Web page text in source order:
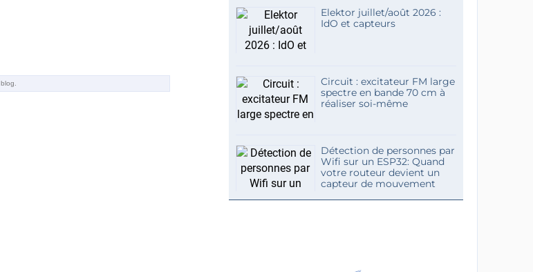
Elektor juillet/août 2026 :
IdO et capteurs
Circuit : excitateur FM large
spectre en bande 70 cm à
réaliser soi-même
Détection de personnes par
Wifi sur un ESP32: Quand
votre routeur devient un
capteur de mouvement